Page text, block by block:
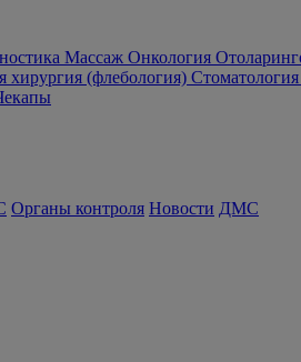
Массаж Онкология
хирургия (флебология) Стоматология
Органы контроля Новости ДМС